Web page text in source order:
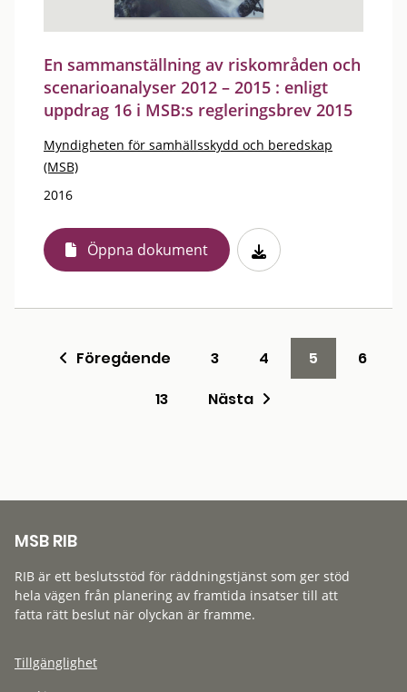
En sammanställning av riskområden och
scenarioanalyser 2012 – 2015 : enligt
uppdrag 16 i MSB:s regleringsbrev 2015
Myndigheten för samhällsskydd och beredskap
(MSB)
2016
Öppna dokument
Föregående 3 4 5
6
13
Nästa
MSB RIB
RIB är ett beslutsstöd för räddningstjänst som ger stöd
hela vägen från planering av framtida insatser till att
fatta rätt beslut när olyckan är framme.
Tillgänglighet